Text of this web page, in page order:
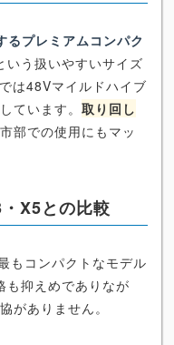
るプレミアムコンパク
う扱いやすいサイズ
は48Vマイルドハイブ
ています。 取り回し
部での使用にもマッ
X5との比較
もコンパクトなモデル
も抑えめでありなが
がありません。